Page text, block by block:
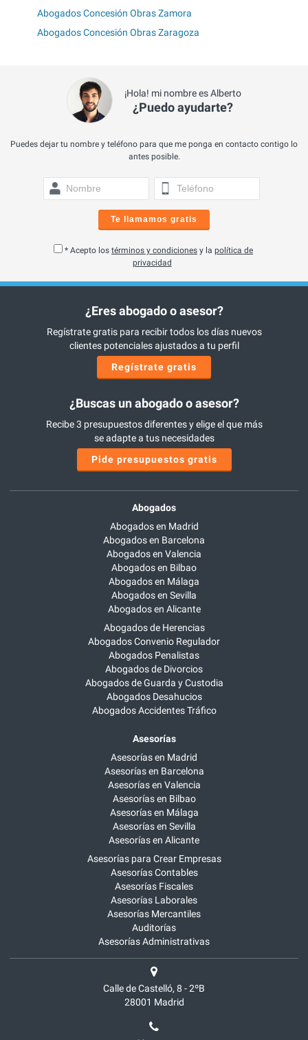
Abogados Concesión Obras Zamora
Abogados Concesión Obras Zaragoza
¡Hola! mi nombre es Alberto
¿Puedo ayudarte?
Puedes dejar tu nombre y teléfono para que me ponga en contacto contigo lo
antes posible.
Te llamamos gratis
* Acepto los términos y condiciones y la política de
privacidad
¿Eres abogado o asesor?
Regístrate gratis para recibir todos los días nuevos
clientes potenciales ajustados a tu perfil
Regístrate gratis
¿Buscas un abogado o asesor?
Recibe 3 presupuestos diferentes y elige el que más
se adapte a tus necesidades
Pide presupuestos gratis
Abogados
Abogados en Madrid
Abogados en Barcelona
Abogados en Valencia
Abogados en Bilbao
Abogados en Málaga
Abogados en Sevilla
Abogados en Alicante
Abogados de Herencias
Abogados Convenio Regulador
Abogados Penalistas
Abogados de Divorcios
Abogados de Guarda y Custodia
Abogados Desahucios
Abogados Accidentes Tráfico
Asesorías
Asesorías en Madrid
Asesorías en Barcelona
Asesorías en Valencia
Asesorías en Bilbao
Asesorías en Málaga
Asesorías en Sevilla
Asesorías en Alicante
Asesorías para Crear Empresas
Asesorías Contables
Asesorías Fiscales
Asesorías Laborales
Asesorías Mercantiles
Auditorías
Asesorías Administrativas
Calle de Castelló, 8 - 2ºB
28001 Madrid